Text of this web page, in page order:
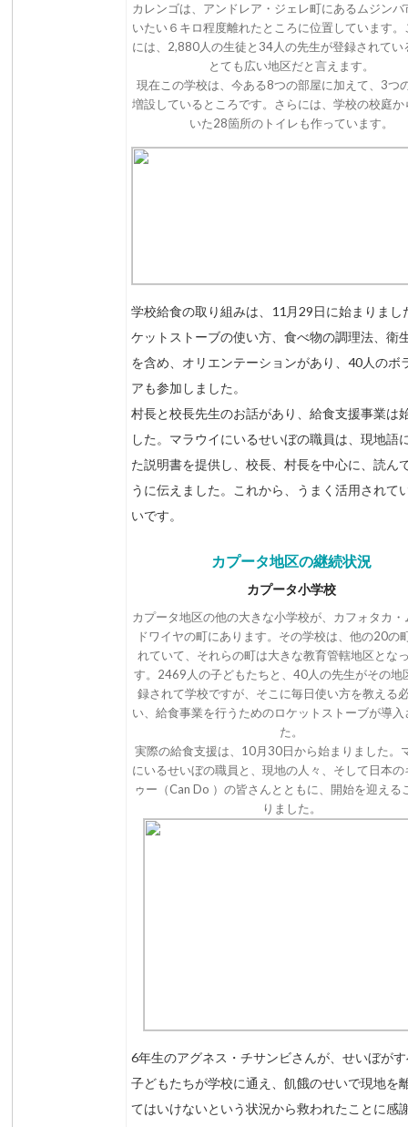
カレンゴは、アンドレア・ジェレ町にあるムジンバ
いたい６キロ程度離れたところに位置しています。
には、2,880人の生徒と34人の先生が登録されてい
とても広い地区だと言えます。
現在この学校は、今ある8つの部屋に加えて、3つ
増設しているところです。さらには、学校の校庭か
いた28箇所のトイレも作っています。
学校給食の取り組みは、11月29日に始まりまし
ケットストーブの使い方、食べ物の調理法、衛
を含め、オリエンテーションがあり、40人のボ
アも参加しました。
村長と校長先生のお話があり、給食支援事業は
した。マラウイにいるせいぼの職員は、現地語
た説明書を提供し、校長、村長を中心に、読ん
うに伝えました。これから、うまく活用されて
いです。
カプータ地区の継続状況
カプータ小学校
カプータ地区の他の大きな小学校が、カフォタカ・
ドワイヤの町にあります。その学校は、他の20の
れていて、それらの町は大きな教育管轄地区とな
す。2469人の子どもたちと、40人の先生がその地
録されて学校ですが、そこに毎日使い方を教える
い、給食事業を行うためのロケットストーブが導入
た。
実際の給食支援は、10月30日から始まりました。
にいるせいぼの職員と、現地の人々、そして日本の
ゥー（Can Do ）の皆さんとともに、開始を迎える
りました。
6年生のアグネス・チサンビさんが、せいぼが
子どもたちが学校に通え、飢餓のせいで現地を
てはいけないという状況から救われたことに感